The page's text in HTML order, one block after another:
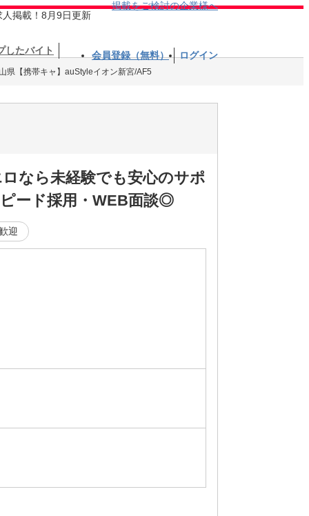
人掲載！8月9日更新
掲載をご検討の企業様へ
したバイト 会員登録（無料） ログイン
県【携帯キャ】auStyleイオン新宮/AF5
なら未経験でも安心のサポ
ード採用・WEB面談◎
迎